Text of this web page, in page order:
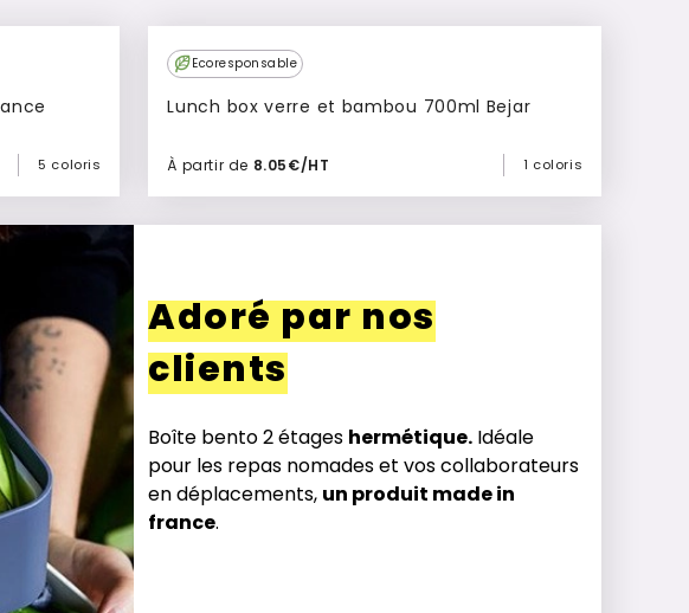
5 coloris
Ecoresponsable
Lunch box verre et bambou 700ml Bejar
À partir de 8.05€/HT 1 coloris
Ajouter à mon devis
Adoré par nos
clients
Boîte bento 2 étages hermétique. Idéale
pour les repas nomades et vos collaborateurs
en déplacements, un produit made in
france.